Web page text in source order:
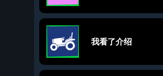
我看了介绍